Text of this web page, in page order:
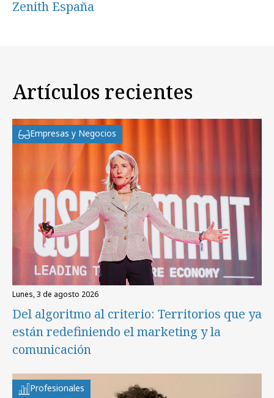
Zenith España
Artículos recientes
Empresas y Negocios
lunes, 3 de agosto 2026
Del algoritmo al criterio: Territorios que ya
están redefiniendo el marketing y la
comunicación
Profesionales